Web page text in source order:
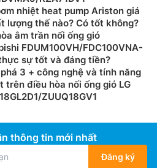
những nguyên nhân phổ biến
nóng là chập điện do thạch
bị. Các khe hở đã được loại
xâm nhập vào PCB, ngăn
động.
nhiệt heat pump Ariston giá
lượng thế nào? Có tốt không?
âm trần nối ống gió
FDUM100VH/FDC100VNA-
sự tốt và đáng tiền?
3 + công nghệ và tính năng
trên điều hòa nối ống gió LG
ZUUQ18GV1
thông tin mới nhất
Đăng ký